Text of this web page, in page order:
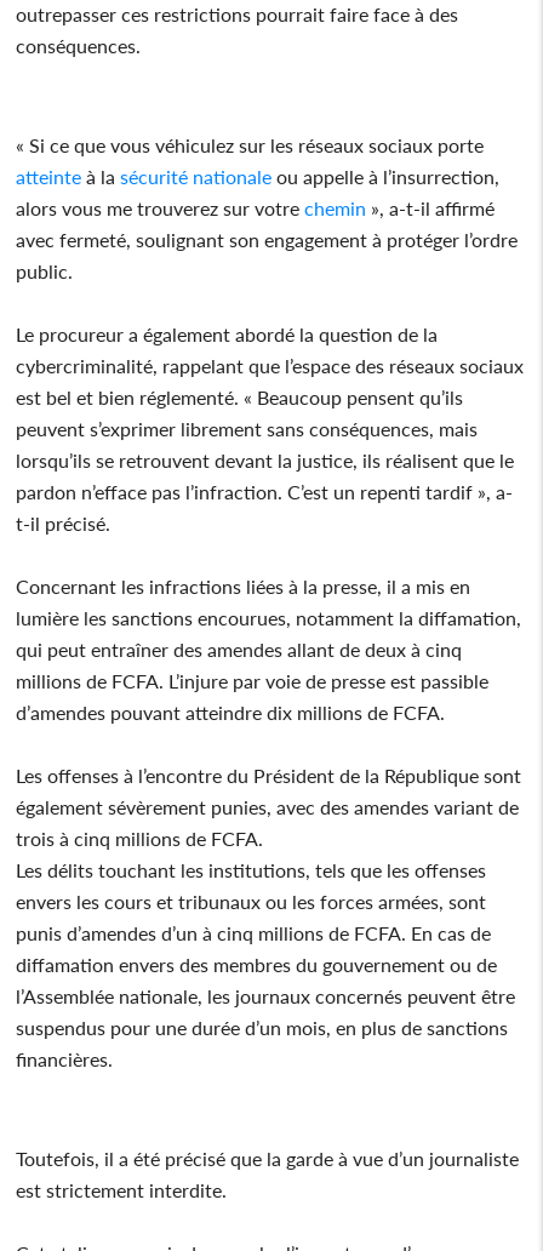
outrepasser ces restrictions pourrait faire face à des
conséquences.
« Si ce que vous véhiculez sur les réseaux sociaux porte
atteinte à la sécurité nationale ou appelle à l’insurrection,
alors vous me trouverez sur votre chemin », a-t-il affirmé
avec fermeté, soulignant son engagement à protéger l’ordre
public.
Le procureur a également abordé la question de la
cybercriminalité, rappelant que l’espace des réseaux sociaux
est bel et bien réglementé. « Beaucoup pensent qu’ils
peuvent s’exprimer librement sans conséquences, mais
lorsqu’ils se retrouvent devant la justice, ils réalisent que le
pardon n’efface pas l’infraction. C’est un repenti tardif », a-
t-il précisé.
Concernant les infractions liées à la presse, il a mis en
lumière les sanctions encourues, notamment la diffamation,
qui peut entraîner des amendes allant de deux à cinq
millions de FCFA. L’injure par voie de presse est passible
d’amendes pouvant atteindre dix millions de FCFA.
Les offenses à l’encontre du Président de la République sont
également sévèrement punies, avec des amendes variant de
trois à cinq millions de FCFA.
Les délits touchant les institutions, tels que les offenses
envers les cours et tribunaux ou les forces armées, sont
punis d’amendes d’un à cinq millions de FCFA. En cas de
diffamation envers des membres du gouvernement ou de
l’Assemblée nationale, les journaux concernés peuvent être
suspendus pour une durée d’un mois, en plus de sanctions
financières.
Toutefois, il a été précisé que la garde à vue d’un journaliste
est strictement interdite.